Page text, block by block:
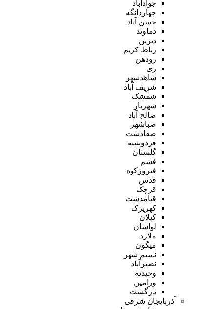
جوادآباد
چهاردانگه
حسن آباد
دماوند
دیزین
رباط کریم
رودهن
ری
شاهدشهر
شریف آباد
شمشک
شهریار
صالح آباد
صباشهر
صفادشت
فردوسیه
گلستان
فشم
فیروزکوه
قدس
قرچک
قیامدشت
کهریزک
کیلان
لواسان
ملارد
میگون
نسیم شهر
نصیرآباد
وحیدیه
ورامین
بازگشت
آذربایجان شرقی